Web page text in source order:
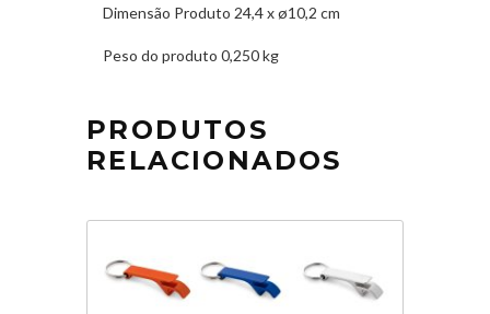
Dimensão Produto 24,4 x ø10,2 cm
Peso do produto 0,250 kg
PRODUTOS
RELACIONADOS